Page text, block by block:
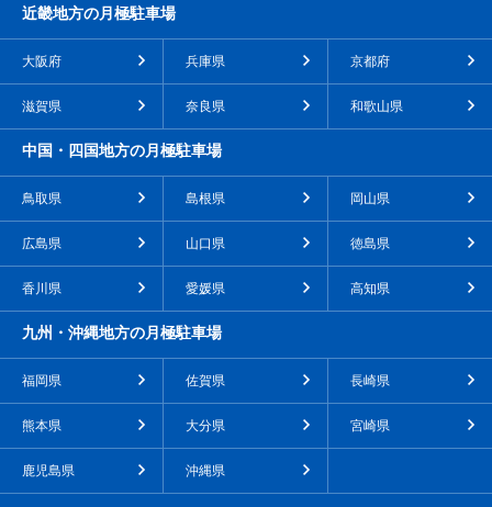
近畿地方の月極駐車場
大阪府 兵庫県 京都府
滋賀県 奈良県 和歌山県
中国・四国地方の月極駐車場
鳥取県 島根県 岡山県
広島県 山口県 徳島県
香川県 愛媛県 高知県
九州・沖縄地方の月極駐車場
福岡県 佐賀県 長崎県
熊本県 大分県 宮崎県
鹿児島県 沖縄県